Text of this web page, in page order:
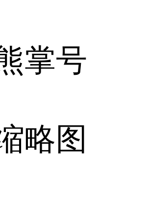
掌号
略图